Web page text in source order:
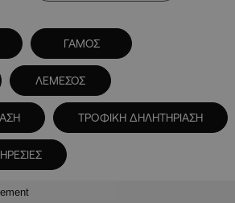
ΓΑΜΟΣ
ΛΕΜΕΣΟΣ
ΤΡΟΦΙΚΗ ΔΗΛΗΤΗΡΙΑΣΗ